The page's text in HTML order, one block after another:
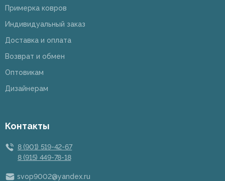
Примерка ковров
Индивидуальный заказ
Доставка и оплата
Возврат и обмен
Оптовикам
Дизайнерам
Контакты
8 (901) 519-42-67
8 (915) 449-78-18
svop9002@yandex.ru